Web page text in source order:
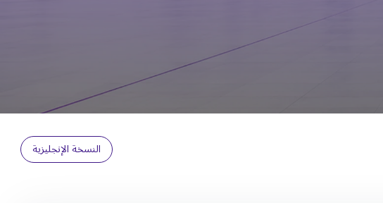
النسخة الإنجليزية